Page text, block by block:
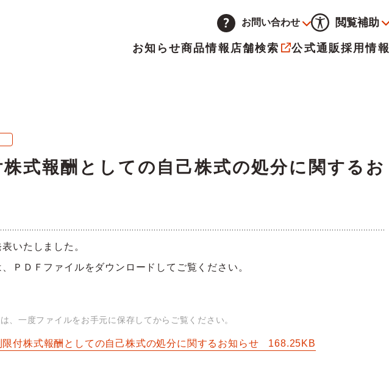
お問い合わせ
閲覧補助
通常 黒 青 黄
お知らせ商品情報 店舗検索 公式通販採用情報
コーポレートメッセージ
式報酬としての自己株式の処分に関するお
いたしました。
ＰＤＦファイルをダウンロードしてご覧ください。
、一度ファイルをお手元に保存してからご覧ください。
限付株式報酬としての自己株式の処分に関するお知らせ 168.25KB